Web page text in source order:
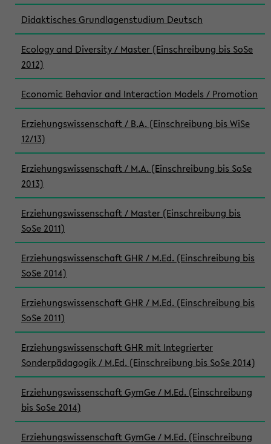
Didaktisches Grundlagenstudium Deutsch
Ecology and Diversity / Master (Einschreibung bis SoSe
2012)
Economic Behavior and Interaction Models / Promotion
Erziehungswissenschaft / B.A. (Einschreibung bis WiSe
12/13)
Erziehungswissenschaft / M.A. (Einschreibung bis SoSe
2013)
Erziehungswissenschaft / Master (Einschreibung bis
SoSe 2011)
Erziehungswissenschaft GHR / M.Ed. (Einschreibung bis
SoSe 2014)
Erziehungswissenschaft GHR / M.Ed. (Einschreibung bis
SoSe 2011)
Erziehungswissenschaft GHR mit Integrierter
Sonderpädagogik / M.Ed. (Einschreibung bis SoSe 2014)
Erziehungswissenschaft GymGe / M.Ed. (Einschreibung
bis SoSe 2014)
Erziehungswissenschaft GymGe / M.Ed. (Einschreibung